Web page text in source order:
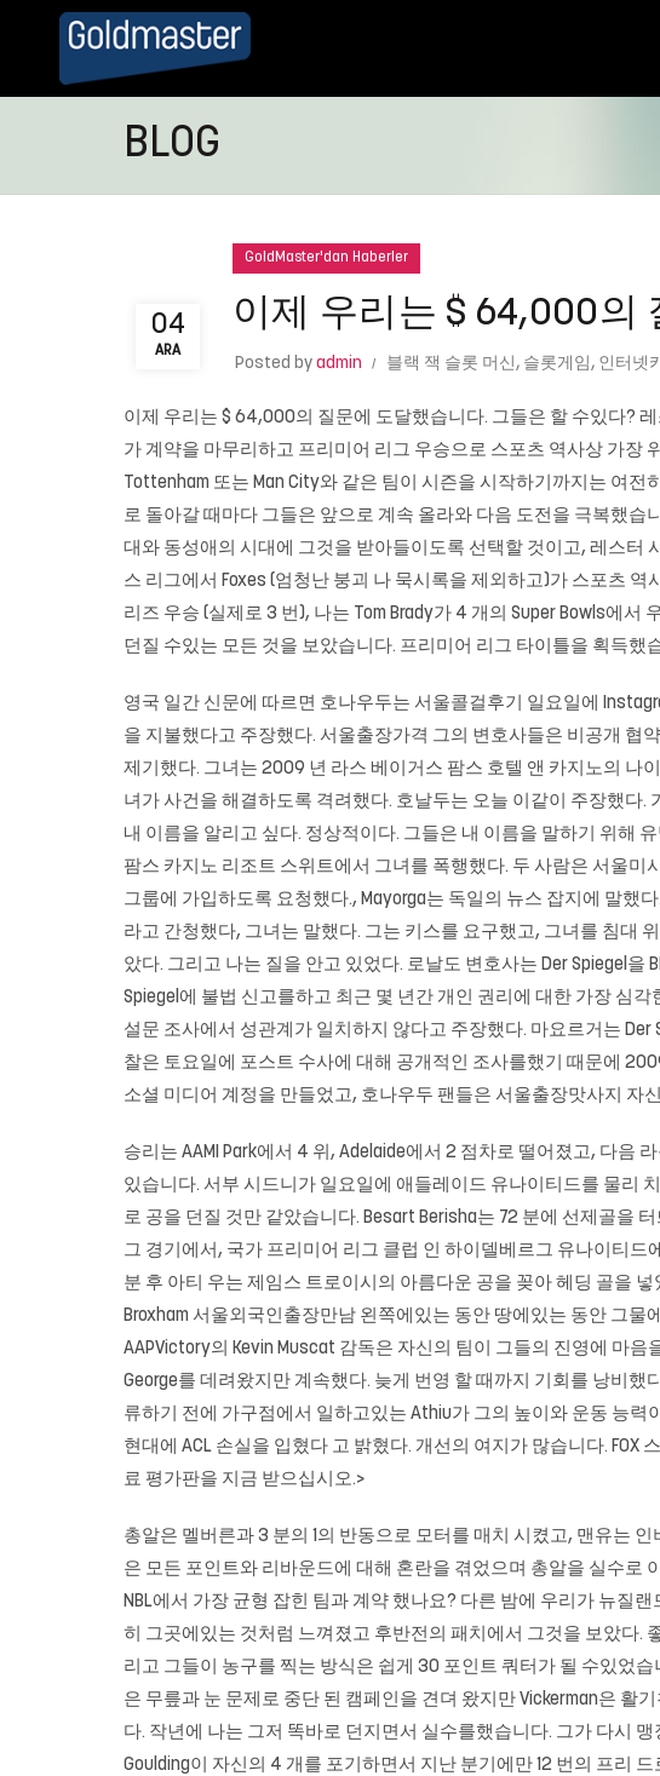
BLOG
04
ARA
GoldMaster'dan Haberler
이제 우리는 $ 64,000의
Posted by admin 블랙 잭 슬롯 머신, 슬롯게임, 인터넷
이제 우리는 $ 64,000의 질문에 도달했습니다. 그들은 할 수있다?
가 계약을 마무리하고 프리미어 리그 우승으로 스포츠 역사상 가장
Tottenham 또는 Man City와 같은 팀이 시즌을 시작하기까지는 여
로 돌아갈 때마다 그들은 앞으로 계속 올라와 다음 도전을 극복했습
대와 동성애의 시대에 그것을 받아들이도록 선택할 것이고, 레스터
스 리그에서 Foxes (엄청난 붕괴 나 묵시록을 제외하고)가 스포츠
리즈 우승 (실제로 3 번), 나는 Tom Brady가 4 개의 Super Bowls에
던질 수있는 모든 것을 보았습니다. 프리미어 리그 타이틀을 획득
영국 일간 신문에 따르면 호나우두는 서울콜걸후기 일요일에
을 지불했다고 주장했다. 서울출장가격 그의 변호사들은 비공개 협
제기했다. 그녀는 2009 년 라스 베이거스 팜스 호텔 앤 카지노의 나
녀가 사건을 해결하도록 격려했다. 호날두는 오늘 이같이 주장했다.
내 이름을 알리고 싶다. 정상적이다. 그들은 내 이름을 말하기 위해
팜스 카지노 리조트 스위트에서 그녀를 폭행했다. 두 사람은 서울
그룹에 가입하도록 요청했다., Mayorga는 독일의 뉴스 잡지에 말했
라고 간청했다, 그녀는 말했다. 그는 키스를 요구했고, 그녀를 침대
았다. 그리고 나는 질을 안고 있었다. 로날도 변호사는 Der Spiegel
Spiegel에 불법 신고를하고 최근 몇 년간 개인 권리에 대한 가장 심
설문 조사에서 성관계가 일치하지 않다고 주장했다. 마요르거는
찰은 토요일에 포스트 수사에 대해 공개적인 조사를했기 때문에
소셜 미디어 계정을 만들었고, 호나우두 팬들은 서울출장맛사지 자
승리는 AAMI Park에서 4 위, Adelaide에서 2 점차로 떨어졌고, 다음
있습니다. 서부 시드니가 일요일에 애들레이드 유나이티드를 물리
로 공을 던질 것만 같았습니다. Besart Berisha는 72 분에 선제골을
그 경기에서, 국가 프리미어 리그 클럽 인 하이델베르그 유나이티
분 후 아티 우는 제임스 트로이시의 아름다운 공을 꽂아 헤딩 골을
Broxham 서울외국인출장만남 왼쪽에있는 동안 땅에있는 동안 그물
AAPVictory의 Kevin Muscat 감독은 자신의 팀이 그들의 진영에 마
George를 데려왔지만 계속했다. 늦게 번영 할 때까지 기회를 낭비했
류하기 전에 가구점에서 일하고있는 Athiu가 그의 높이와 운동 능력
현대에 ACL 손실을 입혔다 고 밝혔다. 개선의 여지가 많습니다. FOX
료 평가판을 지금 받으십시오.>
총알은 멜버른과 3 분의 1의 반동으로 모터를 매치 시켰고, 맨유는
은 모든 포인트와 리바운드에 대해 혼란을 겪었으며 총알을 실수로
NBL에서 가장 균형 잡힌 팀과 계약 했나요? 다른 밤에 우리가 뉴질
히 그곳에있는 것처럼 느껴졌고 후반전의 패치에서 그것을 보았다.
리고 그들이 농구를 찍는 방식은 쉽게 30 포인트 쿼터가 될 수있었
은 무릎과 눈 문제로 중단 된 캠페인을 견뎌 왔지만 Vickerman은 활
다. 작년에 나는 그저 똑바로 던지면서 실수를했습니다. 그가 다시
Goulding이 자신의 4 개를 포기하면서 지난 분기에만 12 번의 프리